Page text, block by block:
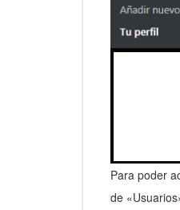
Para poder
de